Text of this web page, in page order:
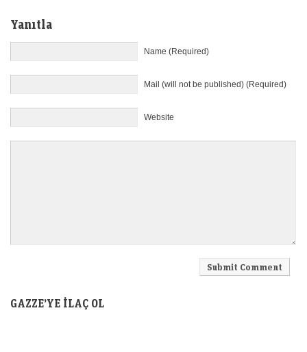
Yanıtla
Name (Required)
Mail (will not be published) (Required)
Website
GAZZE’YE İLAÇ OL